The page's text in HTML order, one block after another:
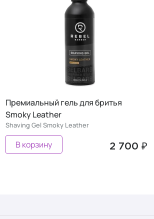
Премиальный гель для бритья
Smoky Leather
Shaving Gel Smoky Leather
2 700 ₽
В корзину